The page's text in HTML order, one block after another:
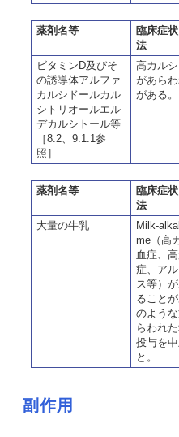
薬剤名等
臨床症
法
ビタミンD及びそ
の誘導体アルファ
カルシドールカル
シトリオールエル
デカルシトール等
［8.2、9.1.1参
照］
高カル
があら
がある。
薬剤名等
臨床症
法
大量の牛乳
Milk-
me（高
血症、
症、ア
ス等）
ること
のよう
らわれ
投与を
と。
副作用